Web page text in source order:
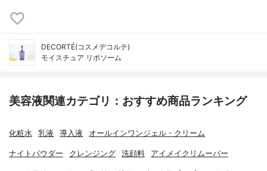
DECORTÉ(コスメデコルテ)
モイスチュア リポソーム
美容液関連カテゴリ：おすすめ商品ランキング
化粧水 乳液 導入液 オールインワンジェル・クリーム
ナイトパウダー クレンジング 洗顔料 アイメイクリムーバー